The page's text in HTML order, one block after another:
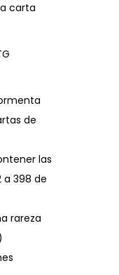
carta
de
las
a 398 de
rareza